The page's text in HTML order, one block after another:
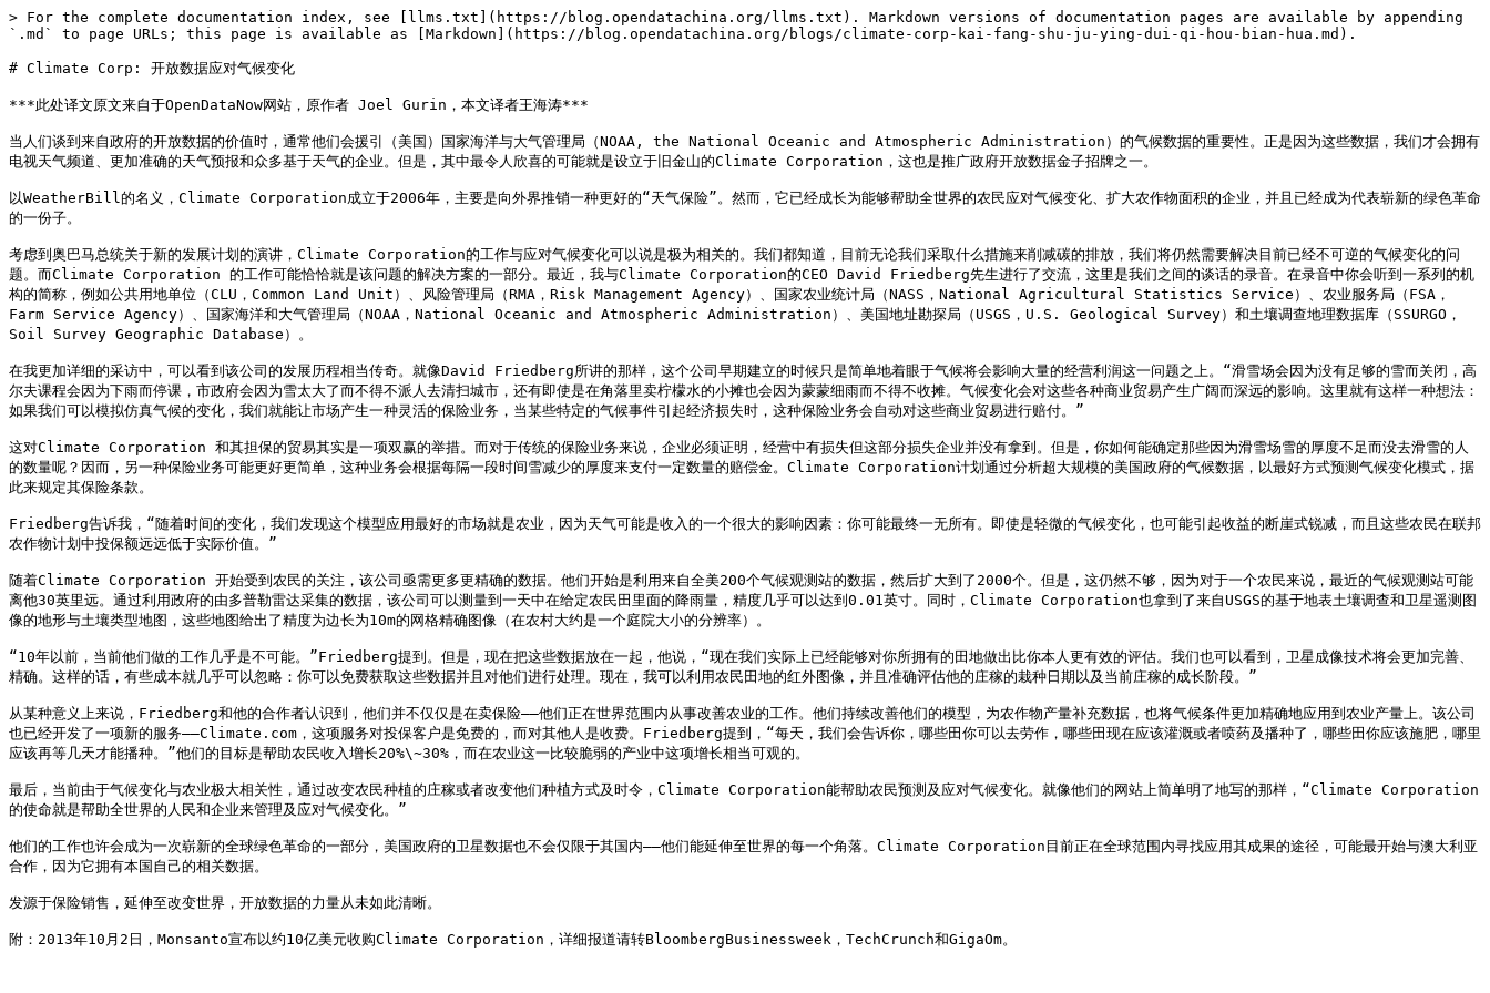
> For the complete documentation index, see [llms.txt](https://blog.opendatachina.org/llms.txt). Markdown versions of documentation pages are available by appending
`.md` to page URLs; this page is available as [Markdown](https://blog.opendatachina.org/blogs/climate-corp-kai-fang-shu-ju-ying-dui-qi-hou-bian-hua.md).
# Climate Corp: 开放数据应对气候变化
***此处译文原文来自于OpenDataNow网站，原作者 Joel Gurin，本文译者王海涛***
当人们谈到来自政府的开放数据的价值时，通常他们会援引（美国）国家海洋与大气管理局（NOAA, the National Oceanic and Atmospheric Administration）的气候数据的重要性。正是因为这些数据，我们才会拥有
电视天气频道、更加准确的天气预报和众多基于天气的企业。但是，其中最令人欣喜的可能就是设立于旧金山的Climate Corporation，这也是推广政府开放数据金子招牌之一。
以WeatherBill的名义，Climate Corporation成立于2006年，主要是向外界推销一种更好的“天气保险”。然而，它已经成长为能够帮助全世界的农民应对气候变化、扩大农作物面积的企业，并且已经成为代表崭新的绿色革命
的一份子。
考虑到奥巴马总统关于新的发展计划的演讲，Climate Corporation的工作与应对气候变化可以说是极为相关的。我们都知道，目前无论我们采取什么措施来削减碳的排放，我们将仍然需要解决目前已经不可逆的气候变化的问
题。而Climate Corporation 的工作可能恰恰就是该问题的解决方案的一部分。最近，我与Climate Corporation的CEO David Friedberg先生进行了交流，这里是我们之间的谈话的录音。在录音中你会听到一系列的机
构的简称，例如公共用地单位（CLU，Common Land Unit）、风险管理局（RMA，Risk Management Agency）、国家农业统计局（NASS，National Agricultural Statistics Service）、农业服务局（FSA，
Farm Service Agency）、国家海洋和大气管理局（NOAA，National Oceanic and Atmospheric Administration）、美国地址勘探局（USGS，U.S. Geological Survey）和土壤调查地理数据库（SSURGO，
Soil Survey Geographic Database）。
在我更加详细的采访中，可以看到该公司的发展历程相当传奇。就像David Friedberg所讲的那样，这个公司早期建立的时候只是简单地着眼于气候将会影响大量的经营利润这一问题之上。“滑雪场会因为没有足够的雪而关闭，高
尔夫课程会因为下雨而停课，市政府会因为雪太大了而不得不派人去清扫城市，还有即使是在角落里卖柠檬水的小摊也会因为蒙蒙细雨而不得不收摊。气候变化会对这些各种商业贸易产生广阔而深远的影响。这里就有这样一种想法：
如果我们可以模拟仿真气候的变化，我们就能让市场产生一种灵活的保险业务，当某些特定的气候事件引起经济损失时，这种保险业务会自动对这些商业贸易进行赔付。”
这对Climate Corporation 和其担保的贸易其实是一项双赢的举措。而对于传统的保险业务来说，企业必须证明，经营中有损失但这部分损失企业并没有拿到。但是，你如何能确定那些因为滑雪场雪的厚度不足而没去滑雪的人
的数量呢？因而，另一种保险业务可能更好更简单，这种业务会根据每隔一段时间雪减少的厚度来支付一定数量的赔偿金。Climate Corporation计划通过分析超大规模的美国政府的气候数据，以最好方式预测气候变化模式，据
此来规定其保险条款。
Friedberg告诉我，“随着时间的变化，我们发现这个模型应用最好的市场就是农业，因为天气可能是收入的一个很大的影响因素：你可能最终一无所有。即使是轻微的气候变化，也可能引起收益的断崖式锐减，而且这些农民在联邦
农作物计划中投保额远远低于实际价值。”
随着Climate Corporation 开始受到农民的关注，该公司亟需更多更精确的数据。他们开始是利用来自全美200个气候观测站的数据，然后扩大到了2000个。但是，这仍然不够，因为对于一个农民来说，最近的气候观测站可能
离他30英里远。通过利用政府的由多普勒雷达采集的数据，该公司可以测量到一天中在给定农民田里面的降雨量，精度几乎可以达到0.01英寸。同时，Climate Corporation也拿到了来自USGS的基于地表土壤调查和卫星遥测图
像的地形与土壤类型地图，这些地图给出了精度为边长为10m的网格精确图像（在农村大约是一个庭院大小的分辨率）。
“10年以前，当前他们做的工作几乎是不可能。”Friedberg提到。但是，现在把这些数据放在一起，他说，“现在我们实际上已经能够对你所拥有的田地做出比你本人更有效的评估。我们也可以看到，卫星成像技术将会更加完善、
精确。这样的话，有些成本就几乎可以忽略：你可以免费获取这些数据并且对他们进行处理。现在，我可以利用农民田地的红外图像，并且准确评估他的庄稼的栽种日期以及当前庄稼的成长阶段。”
从某种意义上来说，Friedberg和他的合作者认识到，他们并不仅仅是在卖保险——他们正在世界范围内从事改善农业的工作。他们持续改善他们的模型，为农作物产量补充数据，也将气候条件更加精确地应用到农业产量上。该公司
也已经开发了一项新的服务——Climate.com，这项服务对投保客户是免费的，而对其他人是收费。Friedberg提到，“每天，我们会告诉你，哪些田你可以去劳作，哪些田现在应该灌溉或者喷药及播种了，哪些田你应该施肥，哪里
应该再等几天才能播种。”他们的目标是帮助农民收入增长20%\~30%，而在农业这一比较脆弱的产业中这项增长相当可观的。
最后，当前由于气候变化与农业极大相关性，通过改变农民种植的庄稼或者改变他们种植方式及时令，Climate Corporation能帮助农民预测及应对气候变化。就像他们的网站上简单明了地写的那样，“Climate Corporation
的使命就是帮助全世界的人民和企业来管理及应对气候变化。”
他们的工作也许会成为一次崭新的全球绿色革命的一部分，美国政府的卫星数据也不会仅限于其国内——他们能延伸至世界的每一个角落。Climate Corporation目前正在全球范围内寻找应用其成果的途径，可能最开始与澳大利亚
合作，因为它拥有本国自己的相关数据。
发源于保险销售，延伸至改变世界，开放数据的力量从未如此清晰。